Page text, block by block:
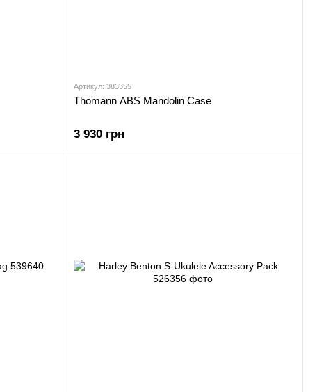
Артикул: 383355
Thomann ABS Mandolin Case
3 930 грн